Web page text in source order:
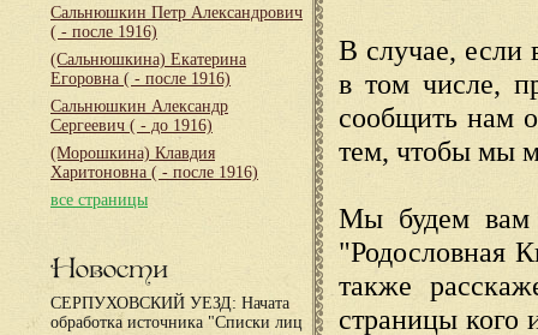
Сальнюшкин Петр Александрович
( - после 1916)
(Сальнюшкина) Екатерина
Егоровна ( - после 1916)
Сальнюшкин Александр
Сергеевич ( - до 1916)
(Морошкина) Клавдия
Харитоновна ( - после 1916)
все страницы
Новости
СЕРПУХОВСКИЙ УЕЗД: Начата
обработка источника "Списки лиц
В случае, если
в том числе,
сообщить нам
тем, чтобы мы
Мы будем вам
"Родословная
также
страницы кого